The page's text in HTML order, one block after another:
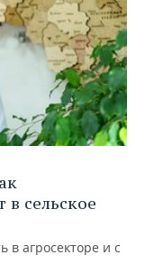
в сельское
в агросекторе и с